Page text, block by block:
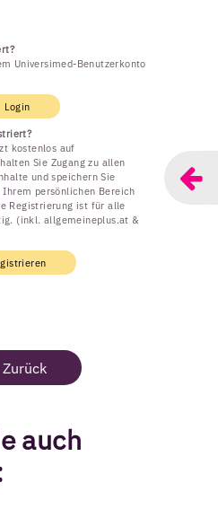
Universimed-Benutzerkonto
Login
kostenlos auf
Sie Zugang zu allen
und speichern Sie
persönlichen Bereich
Registrierung ist für alle
(inkl. allgemeineplus.at &
Zurück
auch